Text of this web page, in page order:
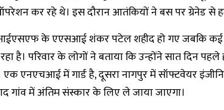
कर रहे थे। इस दौरान आतंकियों ने बस पर ग्रेनेड से
के एएसआई शंकर पटेल शहीद हो गए जबकि कई
परिवार के लोगों ने बताया कि उन्होंने सात दिन पहले
एनएचआई में गार्ड है, दूसरा नागपुर में सॉफ्टवेयर
गांव में अंतिम संस्कार के लिए ले जाया जाएगा।